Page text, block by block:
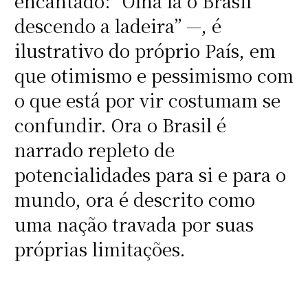
descendo a ladeira” —, é
ilustrativo do próprio País, em
que otimismo e pessimismo com
o que está por vir costumam se
confundir. Ora o Brasil é
narrado repleto de
potencialidades para si e para o
mundo, ora é descrito como
uma nação travada por suas
próprias limitações.